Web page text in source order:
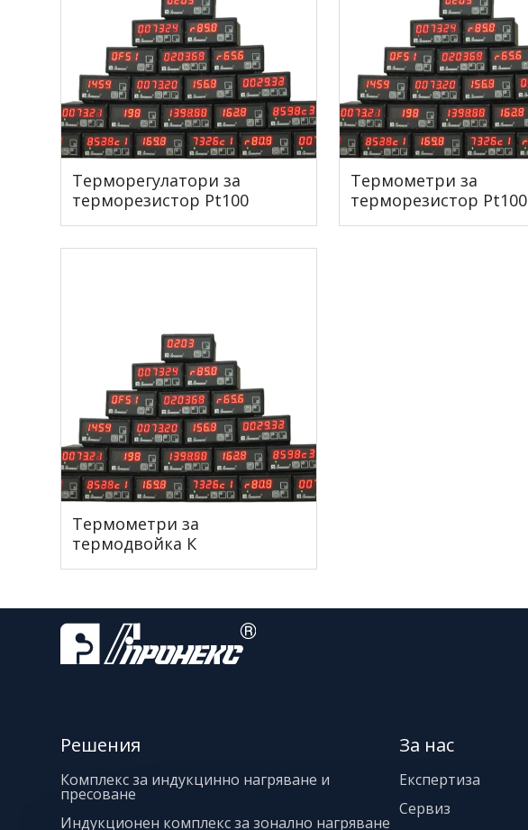
Терморегулатори за
терморезистор Pt100
Термометри за
терморезистор Pt100
Термометри за
термодвойка К
Решения
Комплекс за индукцинно нагряване и
пресоване
Индукционен комплекс за зонално нагряване
За нас
Експертиза
Сервиз